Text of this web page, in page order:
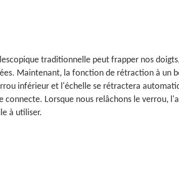
traditionnelle peut frapper nos
Maintenant, la fonction de rétraction à un
inférieur et l'échelle se rétractera
Lorsque nous relâchons le verrou,
à utiliser.